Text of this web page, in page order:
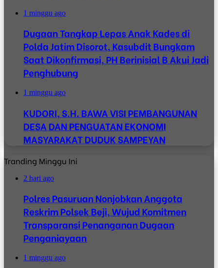
1 minggu ago
Dugaan Tangkap Lepas Anak Kades di
Polda Jatim Disorot, Kasubdit Bungkam
Saat Dikonfirmasi, PH Berinisial B Akui Jadi
Penghubung
1 minggu ago
KUDORI, S.H. BAWA VISI PEMBANGUNAN
DESA DAN PENGUATAN EKONOMI
MASYARAKAT DUDUK SAMPEYAN
Tranding Minggu Ini
2 hari ago
Polres Pasuruan Nonjobkan Anggota
Reskrim Polsek Beji, Wujud Komitmen
Transparansi Penanganan Dugaan
Penganiayaan
1 minggu ago